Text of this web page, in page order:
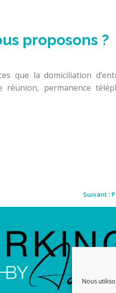
Nous
proposons ?
que la domiciliation
permanence
Suivant :